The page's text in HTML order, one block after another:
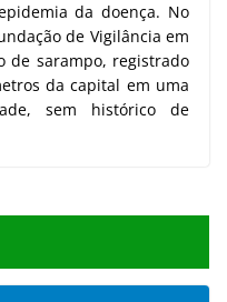
da doença. No
de Vigilância em
de sarampo, registrado
da capital em uma
sem histórico de